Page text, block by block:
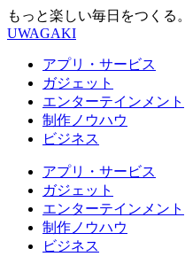
もっと楽しい毎日をつくる。
UWAGAKI
アプリ・サービス
ガジェット
エンターテインメント
制作ノウハウ
ビジネス
アプリ・サービス
ガジェット
エンターテインメント
制作ノウハウ
ビジネス